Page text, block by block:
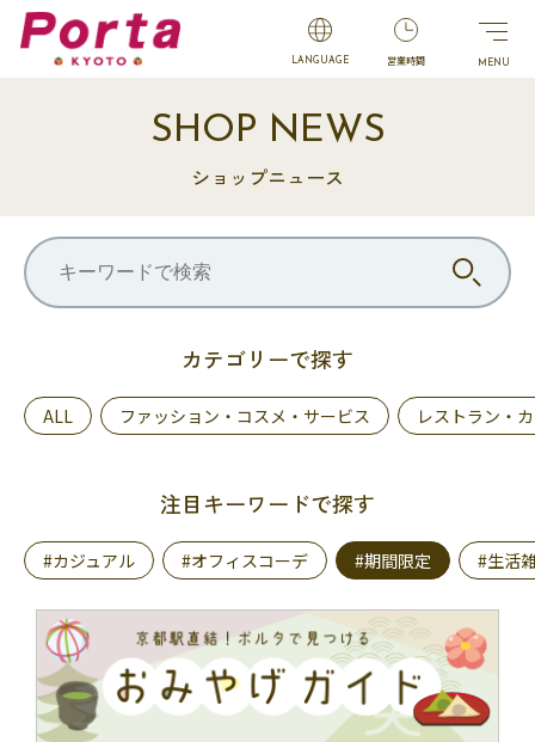
LANGUAGE 営業時間
SHOP NEWS
ショップニュース
カテゴリーで探す
ALL ファッション・コスメ・サービス レストラン・
注目キーワードで探す
#カジュアル #オフィスコーデ #期間限定 #生活